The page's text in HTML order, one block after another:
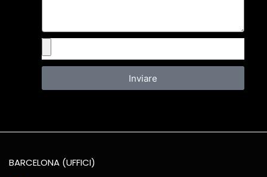
Inviare
BARCELONA (UFFICI)